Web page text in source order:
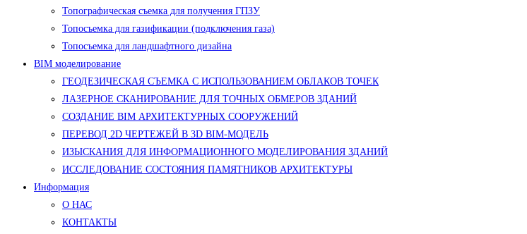
Топографическая съемка для получения ГПЗУ
Топосъемка для газификации (подключения газа)
Топосъемка для ландшафтного дизайна
BIM моделирование
ГЕОДЕЗИЧЕСКАЯ СЪЕМКА С ИСПОЛЬЗОВАНИЕМ ОБЛАКОВ ТОЧЕК
ЛАЗЕРНОЕ СКАНИРОВАНИЕ ДЛЯ ТОЧНЫХ ОБМЕРОВ ЗДАНИЙ
СОЗДАНИЕ BIM АРХИТЕКТУРНЫХ СООРУЖЕНИЙ
ПЕРЕВОД 2D ЧЕРТЕЖЕЙ В 3D BIM-МОДЕЛЬ
ИЗЫСКАНИЯ ДЛЯ ИНФОРМАЦИОННОГО МОДЕЛИРОВАНИЯ ЗДАНИЙ
ИССЛЕДОВАНИЕ СОСТОЯНИЯ ПАМЯТНИКОВ АРХИТЕКТУРЫ
Информация
О НАС
КОНТАКТЫ